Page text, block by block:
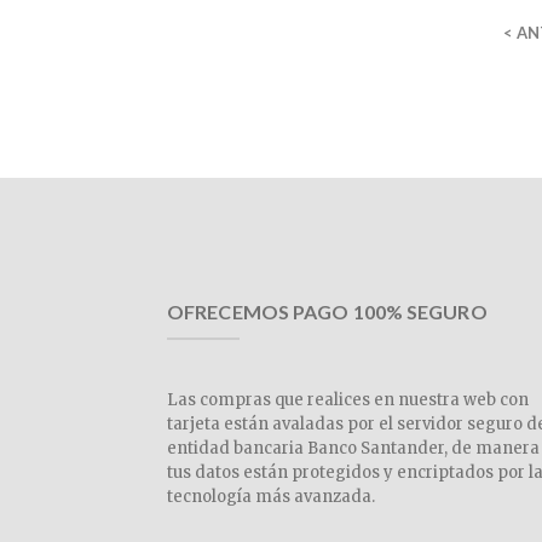
<
OFRECEMOS PAGO 100% SEGURO
Las compras que realices en nuestra web con
tarjeta están avaladas por el servidor seguro
entidad bancaria Banco Santander, de manera
tus datos están protegidos y encriptados por la
tecnología más avanzada.